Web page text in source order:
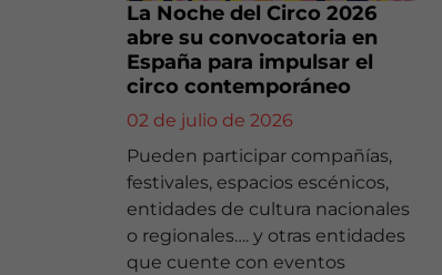
La Noche del Circo 2026
abre su convocatoria en
España para impulsar el
circo contemporáneo
02 de julio de 2026
Pueden participar compañías,
festivales, espacios escénicos,
entidades de cultura nacionales
o regionales…. y otras entidades
que cuente con eventos